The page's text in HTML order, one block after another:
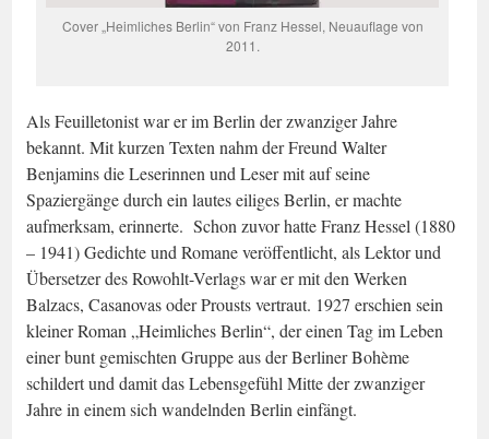
Cover „Heimliches Berlin“ von Franz Hessel, Neuauflage von
2011.
Als Feuilletonist war er im Berlin der zwanziger Jahre
bekannt. Mit kurzen Texten nahm der Freund Walter
Benjamins die Leserinnen und Leser mit auf seine
Spaziergänge durch ein lautes eiliges Berlin, er machte
aufmerksam, erinnerte. Schon zuvor hatte Franz Hessel (1880
– 1941) Gedichte und Romane veröffentlicht, als Lektor und
Übersetzer des Rowohlt-Verlags war er mit den Werken
Balzacs, Casanovas oder Prousts vertraut. 1927 erschien sein
kleiner Roman „Heimliches Berlin“, der einen Tag im Leben
einer bunt gemischten Gruppe aus der Berliner Bohème
schildert und damit das Lebensgefühl Mitte der zwanziger
Jahre in einem sich wandelnden Berlin einfängt.